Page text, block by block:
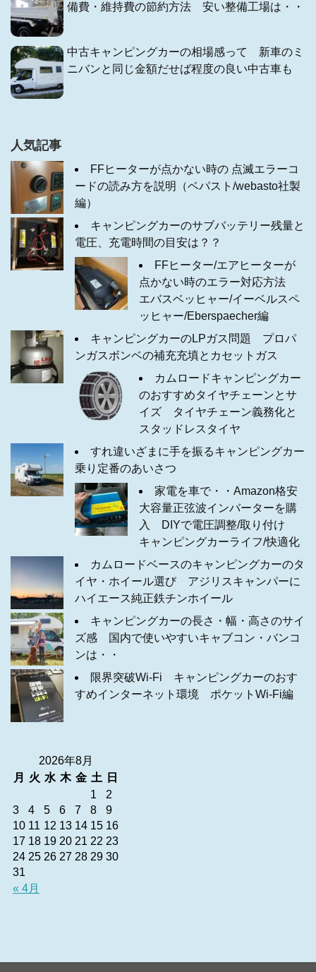
備費・維持費の節約方法 安い整備工場は・・
中古キャンピングカーの相場感って 新車のミ
ニバンと同じ金額だせば程度の良い中古車も
人気記事
FFヒーターが点かない時の 点滅エラーコ
ードの読み方を説明（ベパスト/webasto社製
編）
キャンピングカーのサブバッテリー残量と
電圧、充電時間の目安は？？
FFヒーター/エアヒーターが
点かない時のエラー対応方法
エバスベッヒャー/イーベルスペ
ッヒャー/Eberspaecher編
キャンピングカーのLPガス問題 プロパ
ンガスボンベの補充充填とカセットガス
カムロードキャンピングカー
のおすすめタイヤチェーンとサ
イズ タイヤチェーン義務化と
スタッドレスタイヤ
すれ違いざまに手を振るキャンピングカー
乗り定番のあいさつ
家電を車で・・Amazon格安
大容量正弦波インバーターを購
入 DIYで電圧調整/取り付け
キャンピングカーライフ/快適化
カムロードベースのキャンピングカーのタ
イヤ・ホイール選び アジリスキャンパーに
ハイエース純正鉄チンホイール
キャンピングカーの長さ・幅・高さのサイ
ズ感 国内で使いやすいキャブコン・バンコ
ンは・・
限界突破Wi-Fi キャンピングカーのおす
すめインターネット環境 ポケットWi-Fi編
2026年8月
月
火 水 木 金 土 日
« 4月
1
2
3
4 5 6 7 8
9
10 11 12 13 14 15 16
17 18 19 20 21 22 23
24 25 26 27 28 29 30
31